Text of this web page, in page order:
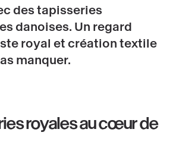
des tapisseries
danoises. Un regard
royal et création textile
manquer.
royales au cœur de